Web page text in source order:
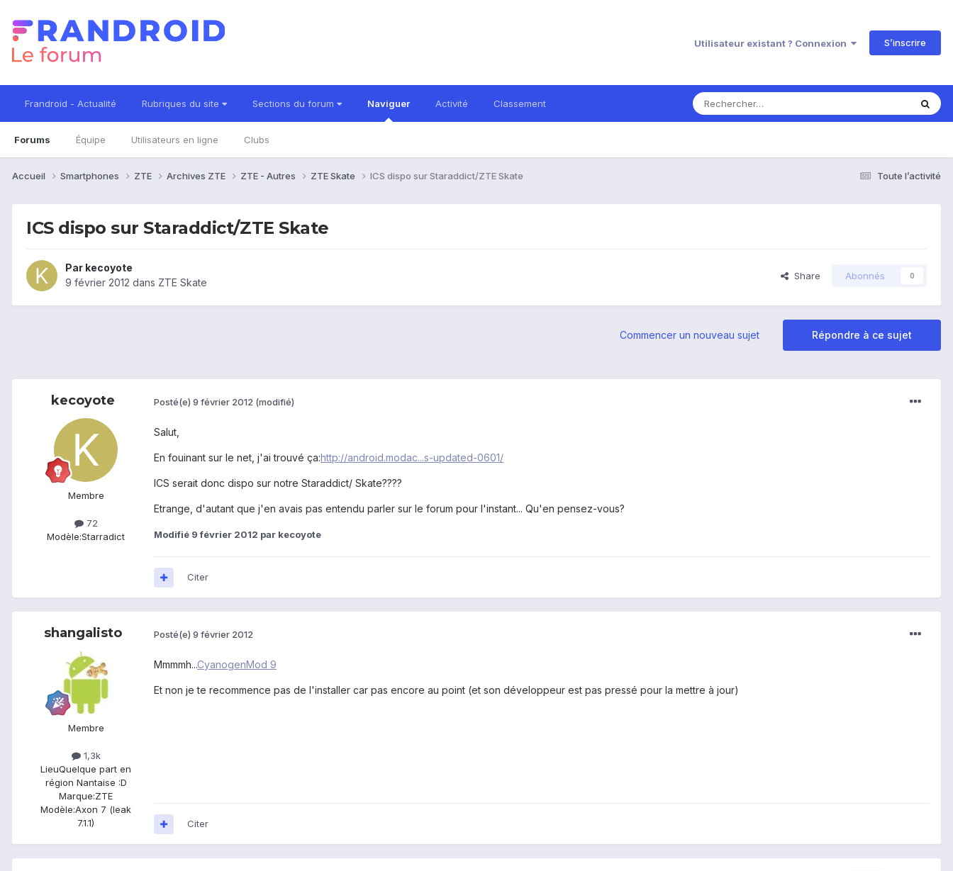
Utilisateur existant ? Connexion S’inscrire
Frandroid - Actualité Rubriques du site Sections du forum Naviguer
Forums Équipe Utilisateurs en ligne Clubs
Activité Classement
Toute l’activité
Accueil Smartphones ZTE Archives ZTE ZTE - Autres ZTE Skate ICS dispo sur Staraddict/ZTE Skate
ICS dispo sur Staraddict/ZTE Skate
Par kecoyote
9 février 2012 dans ZTE Skate
Share Abonnés 0
Répondre à ce sujet
Commencer un nouveau sujet
kecoyote
Membre
72
Modèle:Starradict
Posté(e) 9 février 2012 (modifié)
Salut,
En fouinant sur le net, j'ai trouvé ça:http://android.modac...s-updated-0601/
ICS serait donc dispo sur notre Staraddict/ Skate????
Etrange, d'autant que j'en avais pas entendu parler sur le forum pour l'instant... Qu'en pensez-vous?
Modifié 9 février 2012 par kecoyote
Citer
shangalisto
Membre
1,3k
LieuQuelque part en
région Nantaise :D
Marque:ZTE
Modèle:Axon 7 (leak
7.1.1)
Posté(e) 9 février 2012
Mmmmh...CyanogenMod 9
Et non je te recommence pas de l'installer car pas encore au point (et son développeur est pas pressé pour la mettre à jour)
Citer